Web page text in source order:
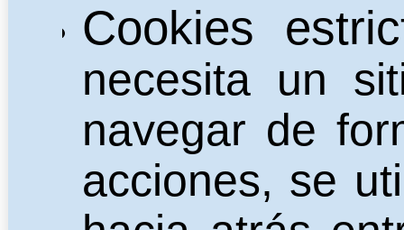
Cookies
necesita un
navegar de
acciones, se